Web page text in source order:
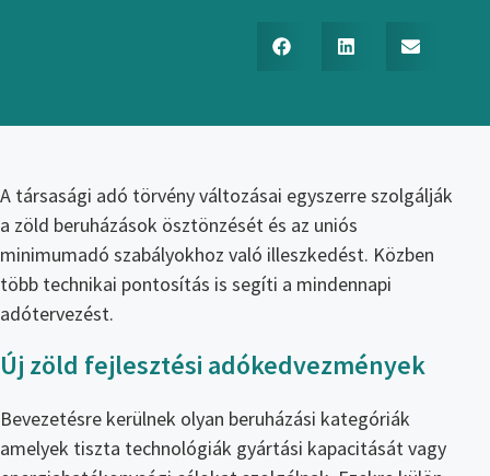
A társasági adó törvény változásai egyszerre szolgálják
a zöld beruházások ösztönzését és az uniós
minimumadó szabályokhoz való illeszkedést. Közben
több technikai pontosítás is segíti a mindennapi
adótervezést.
Új zöld fejlesztési adókedvezmények
Bevezetésre kerülnek olyan beruházási kategóriák
amelyek tiszta technológiák gyártási kapacitását vagy